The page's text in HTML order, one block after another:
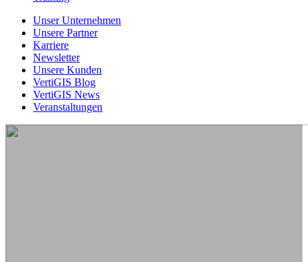
Unser Unternehmen
Unsere Partner
Karriere
Newsletter
Unsere Kunden
VertiGIS Blog
VertiGIS News
Veranstaltungen